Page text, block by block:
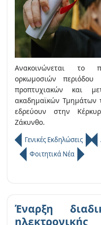
Ανακοινώνεται το
ορκωμοσιών
προπτυχιακών και
ακαδημαϊκών Τμημάτων
εδρεύουν στην
Ζάκυνθο.
Γενικές Εκδηλώσεις
Φοιτητικά Νέα
Έναρξη